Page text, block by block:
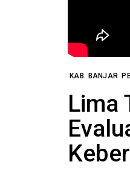
KAB. BANJAR
Lima